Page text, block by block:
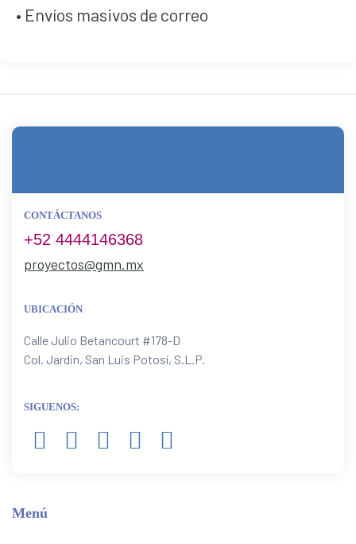
• Envíos masivos de correo
CONTÁCTANOS
+52 4444146368
proyectos@gmn.mx
UBICACIÓN
Calle Julio Betancourt #178-D
Col. Jardin, San Luis Potosí, S.L.P.
SIGUENOS:
Menú